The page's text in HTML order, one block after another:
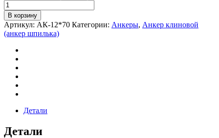
В корзину
Артикул: АК-12*70 Категории: Анкеры, Анкер клиновой
(анкер шпилька)
Детали
Детали